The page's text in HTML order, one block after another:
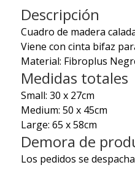
Descripción
Cuadro de madera
Viene con cinta bifaz
Material: Fibroplus
Medidas totales
Small: 30 x 27cm
Medium: 50 x 45cm
Large: 65 x 58cm
Demora de
Los pedidos se